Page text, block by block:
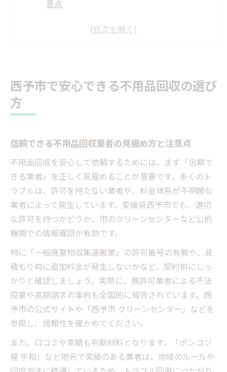
意点
口コミを活用した不用品回収業者選定のコ
対策
許可業者に依頼する不用品回収の安心理由
許可証の確認が不用品回収で重要な理由
西予市で選ぶべき不用品回収許可業者の基
準
トラブル回避のための不用品回収許可証チ
ェック法
不用品回収で不法投棄を防ぐ業者選びの秘
訣
不用品回収依頼時の見積もりチェック方法
不用品回収の見積もりで絶対確認すべき項
目
追加料金を防ぐための見積もりポイント
不用品回収依頼前に比較したい見積もりの
コツ
見積もり時にトラブルを防ぐ確認事項
西予市で安心できる不用品回収の選び
方
信頼できる不用品回収業者の見極め方と注意点
不用品回収を安心して依頼するためには、まず「信頼で
きる業者」を正しく見極めることが重要です。多くのト
ラブルは、許可を持たない業者や、料金体系が不明瞭な
業者によって発生しています。愛媛県西予市でも、適切
な許可を持つかどうか、市のクリーンセンターなど公的
機関での情報確認が有効です。
特に「一般廃棄物収集運搬業」の許可番号の有無や、見
積もり時に追加料金が発生しないかなど、契約前にしっ
かりと確認しましょう。実際に、無許可業者による不法
投棄や高額請求の事例も全国的に報告されています。西
予市の公式サイトや「西予市 クリーンセンター」などを
参照し、信頼性を確かめてください。
また、口コミや実績も判断材料となります。「ポンコツ
屋 宇和」など地元で実績のある業者は、地域のルールや